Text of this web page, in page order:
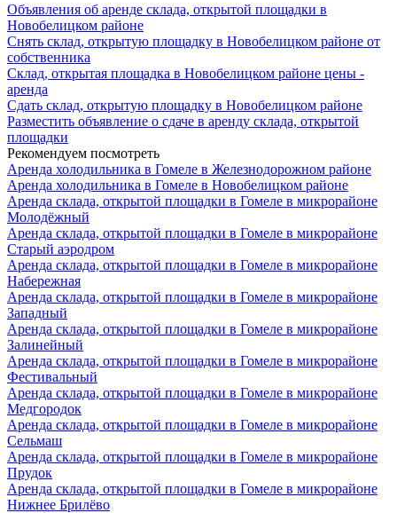
Объявления об аренде склада, открытой площадки в
Новобелицком районе
Снять склад, открытую площадку в Новобелицком районе от
собственника
Склад, открытая площадка в Новобелицком районе цены -
аренда
Сдать склад, открытую площадку в Новобелицком районе
Разместить объявление о сдаче в аренду склада, открытой
площадки
Рекомендуем посмотреть
Аренда холодильника в Гомеле в Железнодорожном районе
Аренда холодильника в Гомеле в Новобелицком районе
Аренда склада, открытой площадки в Гомеле в микрорайоне
Молодёжный
Аренда склада, открытой площадки в Гомеле в микрорайоне
Старый аэродром
Аренда склада, открытой площадки в Гомеле в микрорайоне
Набережная
Аренда склада, открытой площадки в Гомеле в микрорайоне
Западный
Аренда склада, открытой площадки в Гомеле в микрорайоне
Залинейный
Аренда склада, открытой площадки в Гомеле в микрорайоне
Фестивальный
Аренда склада, открытой площадки в Гомеле в микрорайоне
Медгородок
Аренда склада, открытой площадки в Гомеле в микрорайоне
Сельмаш
Аренда склада, открытой площадки в Гомеле в микрорайоне
Прудок
Аренда склада, открытой площадки в Гомеле в микрорайоне
Нижнее Брилёво